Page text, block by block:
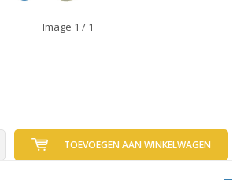
Image 1 / 1
TOEVOEGEN AAN WINKELWAGEN